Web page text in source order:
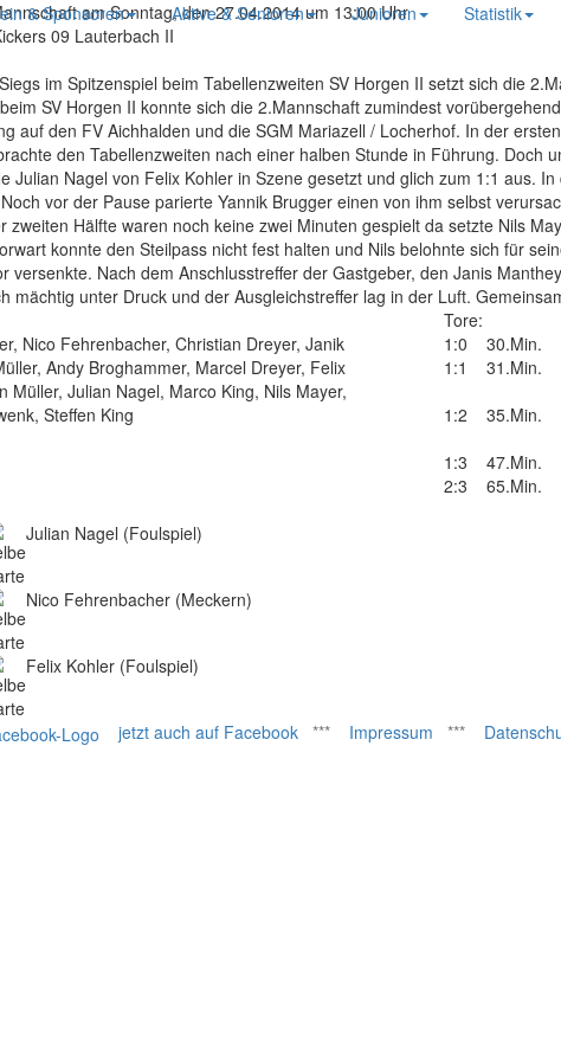
& Sponsoren Aktive & Senioren Junioren Statistik
am Sonntag, den 27.04.2014 um 13:00 Uhr
09 Lauterbach II
im Spitzenspiel beim Tabellenzweiten SV Horgen II setzt sich die
SV Horgen II konnte sich die 2.Mannschaft zumindest
auf den FV Aichhalden und die SGM Mariazell / Locherhof. In der
den Tabellenzweiten nach einer halben Stunde in Führung. Doch
Julian Nagel von Felix Kohler in Szene gesetzt und glich zum 1:1 aus.
vor der Pause parierte Yannik Brugger einen von ihm selbst
zweiten Hälfte waren noch keine zwei Minuten gespielt da setzte Nils
konnte den Steilpass nicht fest halten und Nils belohnte sich für
versenkte. Nach dem Anschlusstreffer der Gastgeber, den Janis
mächtig unter Druck und der Ausgleichstreffer lag in der Luft.
Nico Fehrenbacher, Christian Dreyer, Janik
Andy Broghammer, Marcel Dreyer, Felix
Müller, Julian Nagel, Marco King, Nils Mayer,
Steffen King
Tore:
1:0
30.Min.
1:1
31.Min.
1:2
35.Min.
1:3
47.Min.
2:3
65.Min.
Julian Nagel (Foulspiel)
Nico Fehrenbacher (Meckern)
Felix Kohler (Foulspiel)
jetzt auch auf Facebook*** Impressum ***